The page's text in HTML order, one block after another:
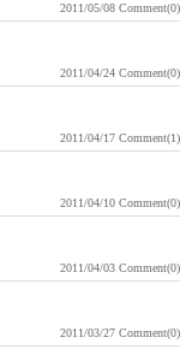
2011/05/08 Comment(0)
2011/04/24 Comment(0)
2011/04/17 Comment(1)
2011/04/10 Comment(0)
2011/04/03 Comment(0)
2011/03/27 Comment(0)